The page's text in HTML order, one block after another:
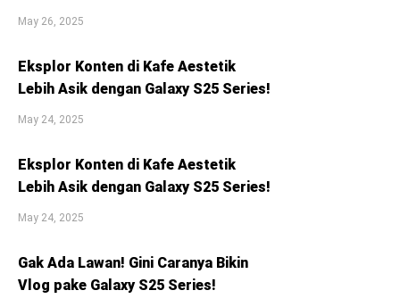
May 26, 2025
Eksplor Konten di Kafe Aestetik
Lebih Asik dengan Galaxy S25 Series!
May 24, 2025
Eksplor Konten di Kafe Aestetik
Lebih Asik dengan Galaxy S25 Series!
May 24, 2025
Gak Ada Lawan! Gini Caranya Bikin
Vlog pake Galaxy S25 Series!